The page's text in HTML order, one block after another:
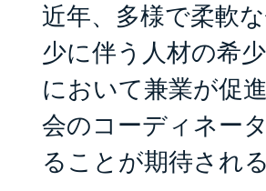
近年、多様で柔軟
少に伴う人材の希
において兼業が促
会のコーディネー
ることが期待され